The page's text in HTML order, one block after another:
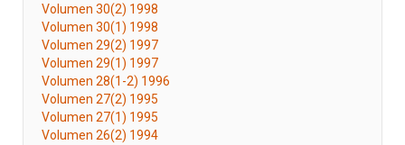
Volumen 30(2) 1998
Volumen 30(1) 1998
Volumen 29(2) 1997
Volumen 29(1) 1997
Volumen 28(1-2) 1996
Volumen 27(2) 1995
Volumen 27(1) 1995
Volumen 26(2) 1994